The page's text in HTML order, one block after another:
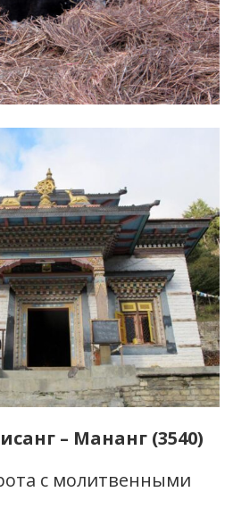
– Мананг (3540)
с молитвенными